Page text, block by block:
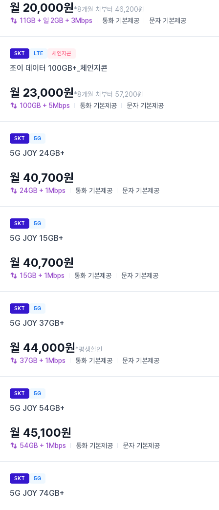
11GB + 일 2GB + 3Mbps 통화 기본제공 문자 기본제공
월 20,000원*8개월 차부터 46,200원
SKT LTE 체인지콘
조이 데이터 100GB+_체인지콘
100GB + 5Mbps 통화 기본제공 문자 기본제공
월 23,000원*8개월 차부터 57,200원
SKT 5G
5G JOY 24GB+
24GB + 1Mbps 통화 기본제공 문자 기본제공
월 40,700원
SKT 5G
5G JOY 15GB+
15GB + 1Mbps 통화 기본제공 문자 기본제공
월 40,700원
SKT 5G
5G JOY 37GB+
37GB + 1Mbps 통화 기본제공 문자 기본제공
월 44,000원*평생할인
SKT 5G
5G JOY 54GB+
54GB + 1Mbps 통화 기본제공 문자 기본제공
월 45,100원
SKT 5G
5G JOY 74GB+